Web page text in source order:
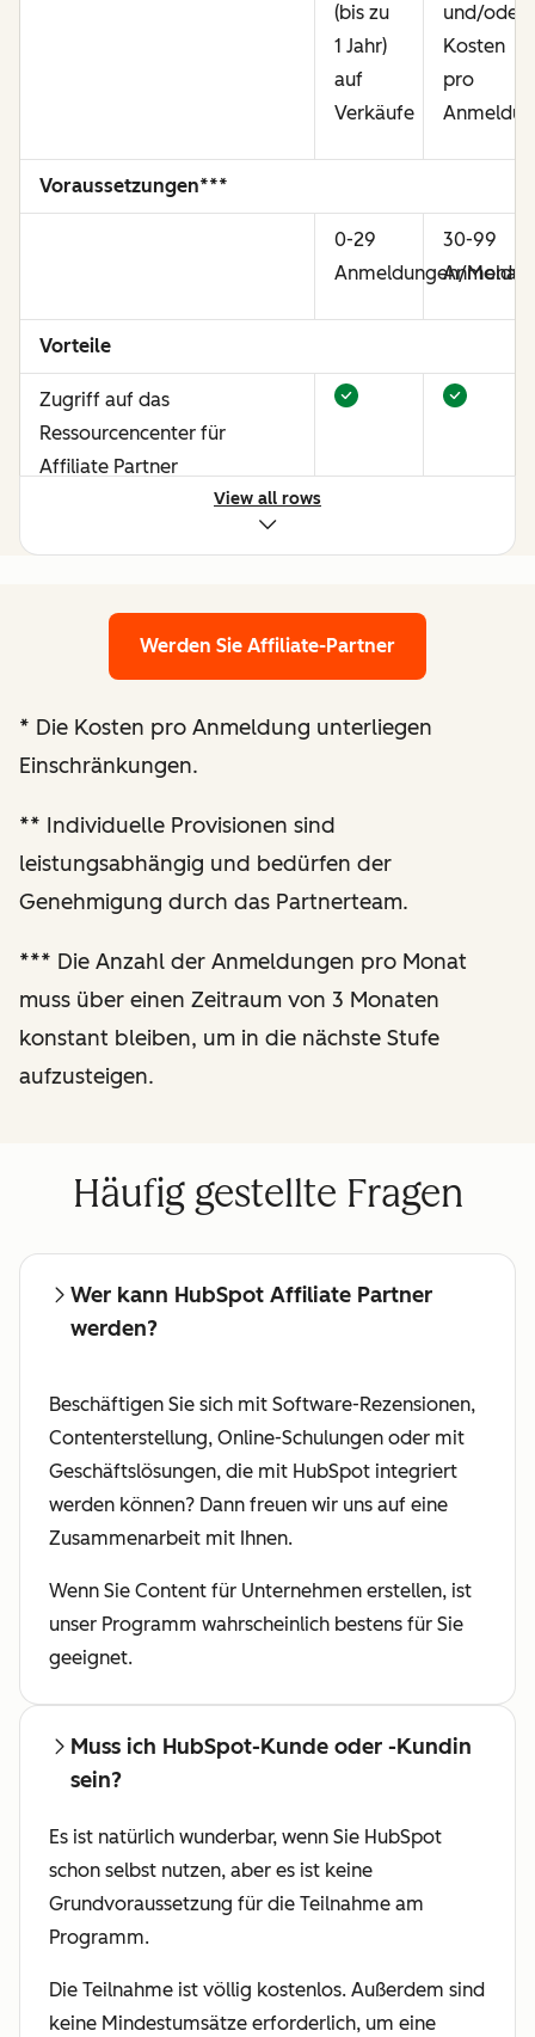
(bis zu
1 Jahr)
auf
Verkäufe
und/oder
Kosten
pro
Voraussetzungen***
0-29
Anmeldungen/Monat
30-99
Vorteile
Zugriff auf das
Ressourcencenter für
Affiliate Partner
Maßgeschneiderte Prüfung
Optimierungsempfehlungen
Verbesserte
Berichterstattung zur
Regelmäßige
Besprechungen mit einem
dedizierten Affiliate-
View all rows
Werden Sie Affiliate-Partner
* Die Kosten pro Anmeldung unterliegen
Einschränkungen.
** Individuelle Provisionen sind
leistungsabhängig und bedürfen der
Genehmigung durch das Partnerteam.
*** Die Anzahl der Anmeldungen pro Monat
muss über einen Zeitraum von 3 Monaten
konstant bleiben, um in die nächste Stufe
aufzusteigen.
Häufig gestellte Fragen
Wer kann HubSpot Affiliate Partner
werden?
Beschäftigen Sie sich mit Software-Rezensionen,
Contenterstellung, Online-Schulungen oder mit
Geschäftslösungen, die mit HubSpot integriert
werden können? Dann freuen wir uns auf eine
Zusammenarbeit mit Ihnen.
Wenn Sie Content für Unternehmen erstellen, ist
unser Programm wahrscheinlich bestens für Sie
geeignet.
Muss ich HubSpot-Kunde oder -Kundin
sein?
Es ist natürlich wunderbar, wenn Sie HubSpot
schon selbst nutzen, aber es ist keine
Grundvoraussetzung für die Teilnahme am
Programm.
Die Teilnahme ist völlig kostenlos. Außerdem sind
keine Mindestumsätze erforderlich, um eine